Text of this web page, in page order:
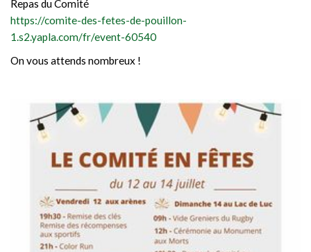
Repas du Comité
https://comite-des-fetes-de-pouillon-
1.s2.yapla.com/fr/event-60540
On vous attends nombreux !